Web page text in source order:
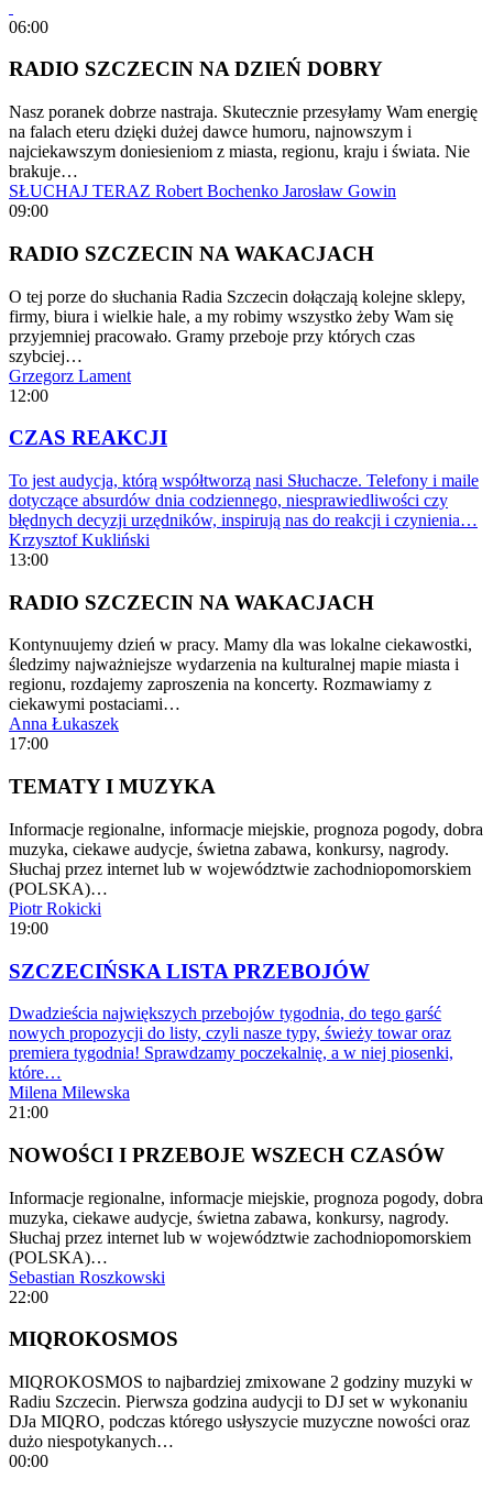
06:00
RADIO SZCZECIN NA DZIEŃ DOBRY
Nasz poranek dobrze nastraja. Skutecznie przesyłamy Wam energię
na falach eteru dzięki dużej dawce humoru, najnowszym i
najciekawszym doniesieniom z miasta, regionu, kraju i świata. Nie
brakuje…
SŁUCHAJ TERAZ Robert Bochenko Jarosław Gowin
09:00
RADIO SZCZECIN NA WAKACJACH
O tej porze do słuchania Radia Szczecin dołączają kolejne sklepy,
firmy, biura i wielkie hale, a my robimy wszystko żeby Wam się
przyjemniej pracowało. Gramy przeboje przy których czas
szybciej…
Grzegorz Lament
12:00
CZAS REAKCJI
To jest audycja, którą współtworzą nasi Słuchacze. Telefony i maile
dotyczące absurdów dnia codziennego, niesprawiedliwości czy
błędnych decyzji urzędników, inspirują nas do reakcji i czynienia…
Krzysztof Kukliński
13:00
RADIO SZCZECIN NA WAKACJACH
Kontynuujemy dzień w pracy. Mamy dla was lokalne ciekawostki,
śledzimy najważniejsze wydarzenia na kulturalnej mapie miasta i
regionu, rozdajemy zaproszenia na koncerty. Rozmawiamy z
ciekawymi postaciami…
Anna Łukaszek
17:00
TEMATY I MUZYKA
Informacje regionalne, informacje miejskie, prognoza pogody, dobra
muzyka, ciekawe audycje, świetna zabawa, konkursy, nagrody.
Słuchaj przez internet lub w województwie zachodniopomorskiem
(POLSKA)…
Piotr Rokicki
19:00
SZCZECIŃSKA LISTA PRZEBOJÓW
Dwadzieścia największych przebojów tygodnia, do tego garść
nowych propozycji do listy, czyli nasze typy, świeży towar oraz
premiera tygodnia! Sprawdzamy poczekalnię, a w niej piosenki,
które…
Milena Milewska
21:00
NOWOŚCI I PRZEBOJE WSZECH CZASÓW
Informacje regionalne, informacje miejskie, prognoza pogody, dobra
muzyka, ciekawe audycje, świetna zabawa, konkursy, nagrody.
Słuchaj przez internet lub w województwie zachodniopomorskiem
(POLSKA)…
Sebastian Roszkowski
22:00
MIQROKOSMOS
MIQROKOSMOS to najbardziej zmixowane 2 godziny muzyki w
Radiu Szczecin. Pierwsza godzina audycji to DJ set w wykonaniu
DJa MIQRO, podczas którego usłyszycie muzyczne nowości oraz
dużo niespotykanych…
00:00